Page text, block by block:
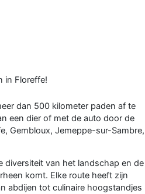
in Floreffe!
dan 500 kilometer paden af te
een dier of met de auto door de
Gembloux, Jemeppe-sur-Sambre,
diversiteit van het landschap en de
komt. Elke route heeft zijn
abdijen tot culinaire hoogstandjes